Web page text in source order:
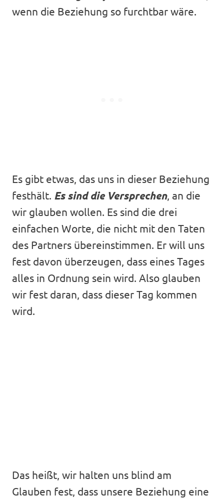
wenn die Beziehung so furchtbar wäre.
Es gibt etwas, das uns in dieser Beziehung
festhält. Es sind die Versprechen, an die
wir glauben wollen. Es sind die drei
einfachen Worte, die nicht mit den Taten
des Partners übereinstimmen. Er will uns
fest davon überzeugen, dass eines Tages
alles in Ordnung sein wird. Also glauben
wir fest daran, dass dieser Tag kommen
wird.
Das heißt, wir halten uns blind am
Glauben fest, dass unsere Beziehung eine